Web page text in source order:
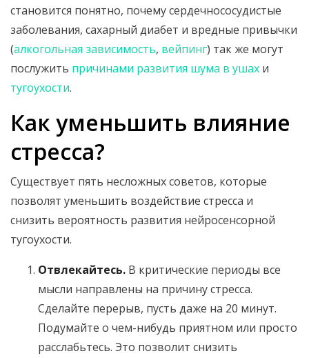
становится понятно, почему сердечнососудистые
заболевания, сахарный диабет и вредные привычки
(алкогольная зависимость, вейпинг) так же могут
послужить причинами развития шума в ушах и
тугоухости.
Как уменьшить влияние
стресса?
Существует пять несложных советов, которые
позволят уменьшить воздействие стресса и
снизить вероятность развития нейросенсорной
тугоухости.
Отвлекайтесь. В критические периоды все
мысли направлены на причину стресса.
Сделайте перерыв, пусть даже на 20 минут.
Подумайте о чем-нибудь приятном или просто
расслабьтесь. Это позволит снизить